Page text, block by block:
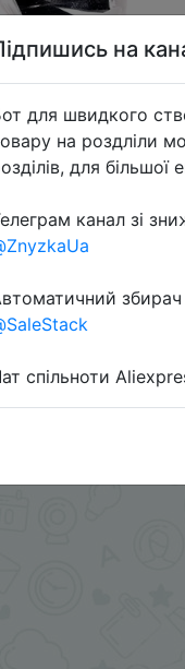
- @Skidkovozik
на
для швидкого
на роздліли
для більшої
канал зі
спільноти